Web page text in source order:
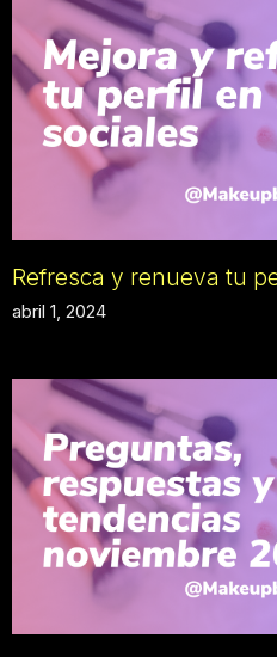
Refresca y renueva tu
abril 1, 2024